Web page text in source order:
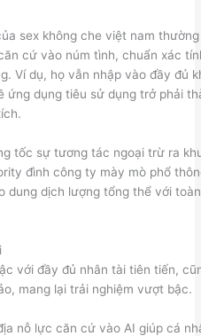
sex không che việt nam
cứ vào núm tình, chuẩn xác
Ví dụ, họ vẫn nhập vào đầy đủ
ứng dụng tiêu sử dụng trở phải
tốc sự tương tác ngoại trừ ra
đình công ty mày mò phổ
dung dịch lượng tổng thể với
với đầy đủ nhân tài tiên tiến,
mang lại trải nghiệm vượt bậc.
nỗ lực căn cứ vào AI giúp cá